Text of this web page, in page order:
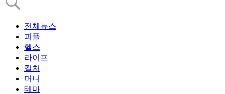
전체뉴스
피플
헬스
라이프
컬처
머니
테마